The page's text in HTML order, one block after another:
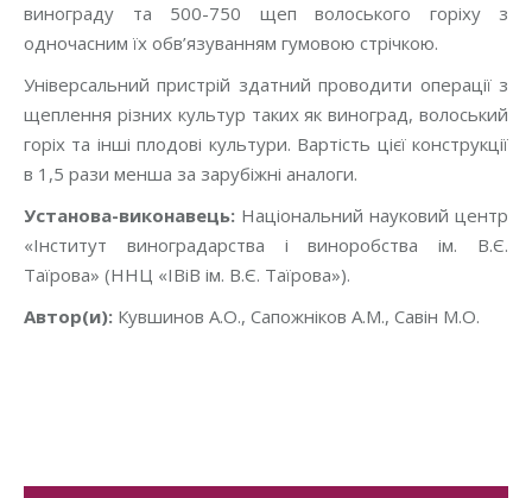
винограду та 500-750 щеп волоського горіху з
одночасним їх обв’язуванням гумовою стрічкою.
Універсальний пристрій здатний проводити операції з
щеплення різних культур таких як виноград, волоський
горіх та інші плодові культури. Вартість цієї конструкції
в 1,5 рази менша за зарубіжні аналоги.
Установа-виконавець: Національний науковий центр
«Інститут виноградарства і виноробства ім. В.Є.
Таїрова» (ННЦ «ІВіВ ім. В.Є. Таїрова»).
Автор(и): Кувшинов А.О., Сапожніков А.М., Савін М.О.